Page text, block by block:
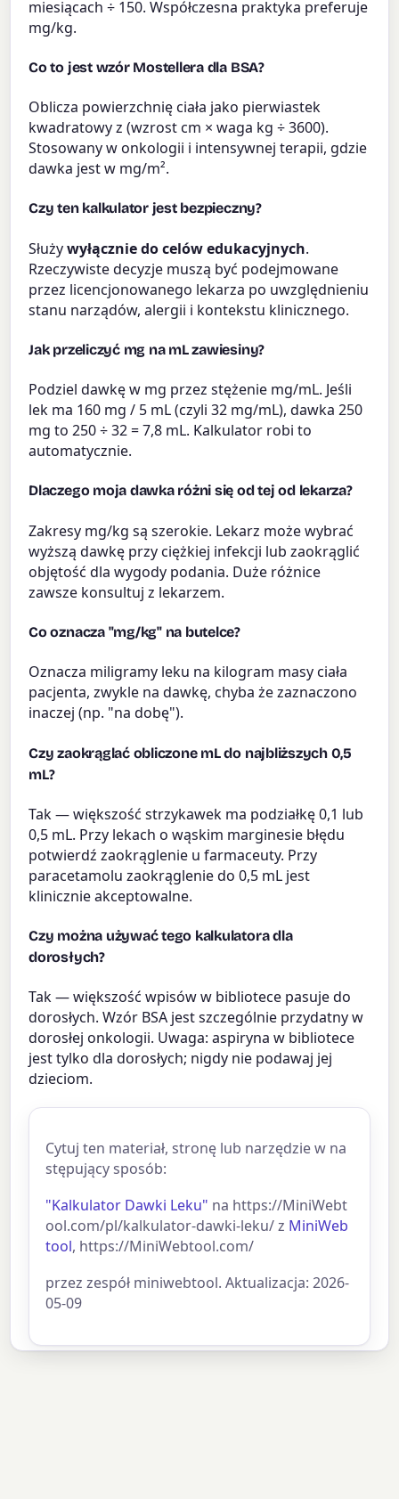
miesiącach ÷ 150. Współczesna praktyka preferuje
mg/kg.
Co to jest wzór Mostellera dla BSA?
Oblicza powierzchnię ciała jako pierwiastek
kwadratowy z (wzrost cm × waga kg ÷ 3600).
Stosowany w onkologii i intensywnej terapii, gdzie
dawka jest w mg/m².
Czy ten kalkulator jest bezpieczny?
Służywyłącznie do celów edukacyjnych.
Rzeczywiste decyzje muszą być podejmowane
przez licencjonowanego lekarza po uwzględnieniu
stanu narządów, alergii i kontekstu klinicznego.
Jak przeliczyć mg na mL zawiesiny?
Podziel dawkę w mg przez stężenie mg/mL. Jeśli
lek ma 160 mg / 5 mL (czyli 32 mg/mL), dawka 250
mg to 250 ÷ 32 = 7,8 mL. Kalkulator robi to
automatycznie.
Dlaczego moja dawka różni się od tej od lekarza?
Zakresy mg/kg są szerokie. Lekarz może wybrać
wyższą dawkę przy ciężkiej infekcji lub zaokrąglić
objętość dla wygody podania. Duże różnice
zawsze konsultuj z lekarzem.
Co oznacza "mg/kg" na butelce?
Oznacza miligramy leku na kilogram masy ciała
pacjenta, zwykle na dawkę, chyba że zaznaczono
inaczej (np. "na dobę").
Czy zaokrąglać obliczone mL do najbliższych 0,5
mL?
Tak — większość strzykawek ma podziałkę 0,1 lub
0,5 mL. Przy lekach o wąskim marginesie błędu
potwierdź zaokrąglenie u farmaceuty. Przy
paracetamolu zaokrąglenie do 0,5 mL jest
klinicznie akceptowalne.
Czy można używać tego kalkulatora dla
dorosłych?
Tak — większość wpisów w bibliotece pasuje do
dorosłych. Wzór BSA jest szczególnie przydatny w
dorosłej onkologii. Uwaga: aspiryna w bibliotece
jest tylko dla dorosłych; nigdy nie podawaj jej
dzieciom.
Cytuj ten materiał, stronę lub narzędzie w na
stępujący sposób:
"Kalkulator Dawki Leku" na https://MiniWebt
ool.com/pl/kalkulator-dawki-leku/ z MiniWeb
tool, https://MiniWebtool.com/
przez zespół miniwebtool. Aktualizacja: 2026-
05-09